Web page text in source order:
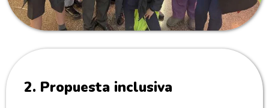
2. Propuesta inclusiva